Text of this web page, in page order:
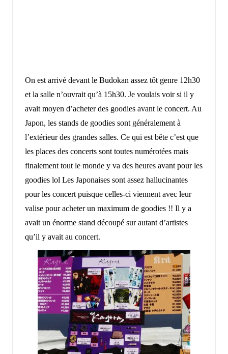
On est arrivé devant le Budokan assez tôt genre 12h30
et la salle n’ouvrait qu’à 15h30. Je voulais voir si il y
avait moyen d’acheter des goodies avant le concert. Au
Japon, les stands de goodies sont généralement à
l’extérieur des grandes salles. Ce qui est bête c’est que
les places des concerts sont toutes numérotées mais
finalement tout le monde y va des heures avant pour les
goodies lol Les Japonaises sont assez hallucinantes
pour les concert puisque celles-ci viennent avec leur
valise pour acheter un maximum de goodies !! Il y a
avait un énorme stand découpé sur autant d’artistes
qu’il y avait au concert.